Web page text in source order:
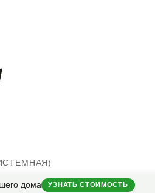
дома УЗНАТЬ СТОИМОСТЬ